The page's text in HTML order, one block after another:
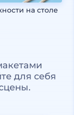
на столе
для себя